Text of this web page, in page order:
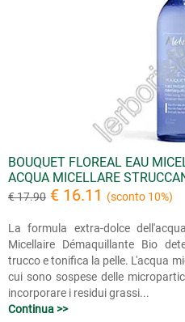
BOUQUET FLOREAL EAU
ACQUA MICELLARE
€ 17.90 € 16.11 (sconto 10%)
La formula extra-dolce
Micellaire Démaquillante Bio
trucco e tonifica la pelle. L'acqua
cui sono sospese delle
incorporare i residui grassi...
Continua >>